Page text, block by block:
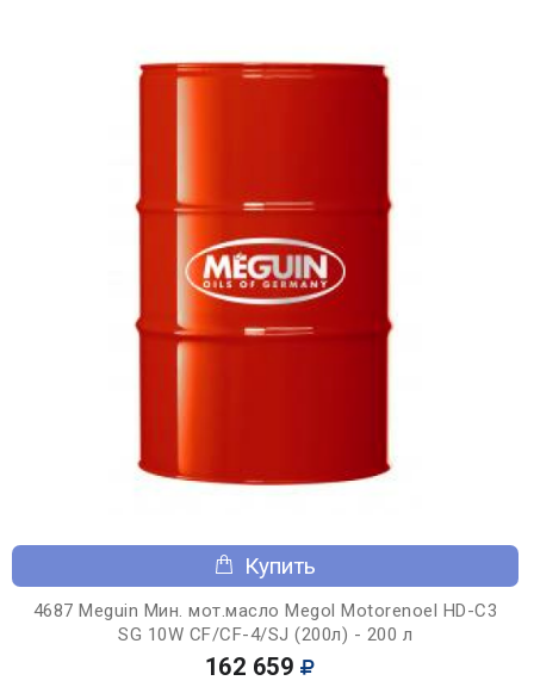
Купить
4687 Meguin Мин. мот.масло Megol Motorenoel HD-C3
SG 10W CF/CF-4/SJ (200л) - 200 л
162 659